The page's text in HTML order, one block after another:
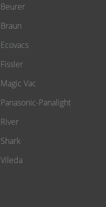
Beurer
Braun
Ecovacs
Fissler
Magic Vac
Panasonic-Panalight
River
Shark
Vileda